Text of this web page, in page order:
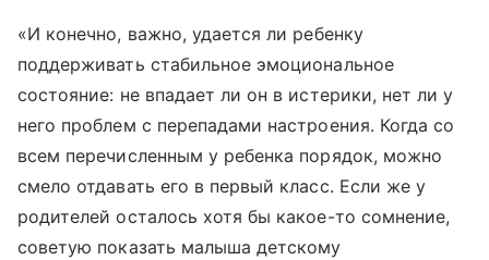
«И конечно, важно, удается ли ребенку
поддерживать стабильное эмоциональное
состояние: не впадает ли он в истерики, нет ли у
него проблем с перепадами настроения. Когда со
всем перечисленным у ребенка порядок, можно
смело отдавать его в первый класс. Если же у
родителей осталось хотя бы какое-то сомнение,
советую показать малыша детскому